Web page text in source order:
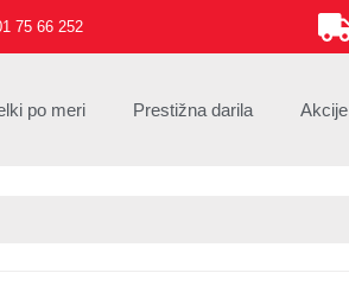
75 66 252
po meri Prestižna darila Akcije